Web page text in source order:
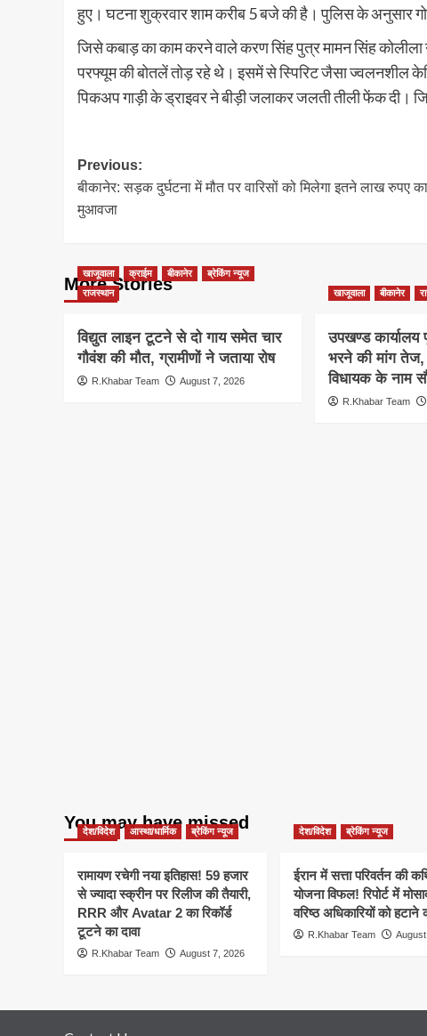
हुए। घटना शुक्रवार शाम करीब 5 बजे की है। पुलिस के अनुसार
जिसे कबाड़ का काम करने वाले करण सिंह पुत्र मामन सिंह
परफ्यूम की बोतलें तोड़ रहे थे। इसमें से स्पिरिट जैसा ज्वलनशील
पिकअप गाड़ी के ड्राइवर ने बीड़ी जलाकर जलती तीली फेंक
Post
navigation
Previous:
बीकानेर: सड़क दुर्घटना में मौत पर वारिसों को मिलेगा इतने लाख रुपए का
मुआवजा
More Stories
खाजूवाला क्राईम बीकानेर
ब्रेकिंग न्यूज
राजस्थान
विद्युत लाइन टूटने से दो गाय समेत चार
गौवंश की मौत, ग्रामीणों ने जताया रोष
R.Khabar Team August 7, 2026
खाजूवाला बीकानेर
उपखण्ड कार्यालय
भरने की मांग तेज,
विधायक के नाम
R.Khabar Team
You may have missed
देश/विदेश आस्था/धार्मिक ब्रेकिंग न्यूज
रामायण रचेगी नया इतिहास! 59 हजार
से ज्यादा स्क्रीन पर रिलीज की तैयारी,
RRR और Avatar 2 का रिकॉर्ड
टूटने का दावा
R.Khabar Team August 7, 2026
देश/विदेश ब्रेकिंग न्यूज
ईरान में सत्ता परिवर्तन की
योजना विफल! रिपोर्ट में
वरिष्ठ अधिकारियों को हटाने
R.Khabar Team